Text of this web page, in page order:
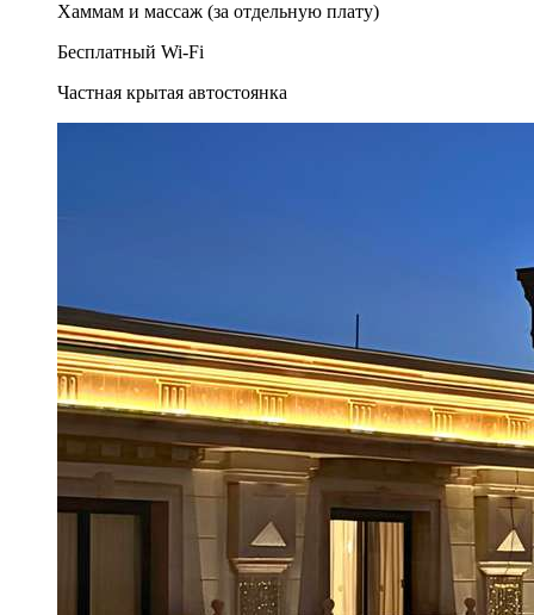
Хаммам и массаж (за отдельную плату)
Бесплатный Wi-Fi
Частная крытая автостоянка